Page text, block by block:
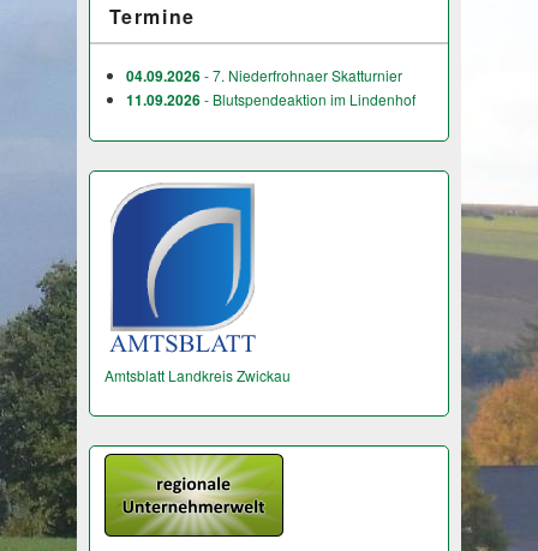
Termine
04.09.2026- 7. Niederfrohnaer Skatturnier
11.09.2026- Blutspendeaktion im Lindenhof
Amtsblatt Landkreis Zwickau